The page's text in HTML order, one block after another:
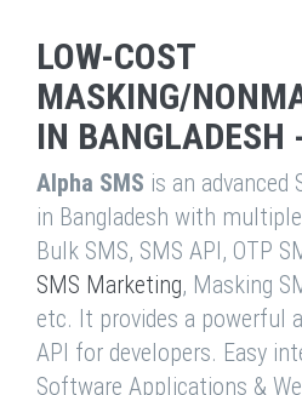
LOW-COST
MASKING/
IN
Alpha SMS is an advanced
in Bangladesh with
Bulk SMS, SMS API, OTP
SMS Marketing, Masking
etc. It provides a powerful
API for developers. Easy
Software Applications &